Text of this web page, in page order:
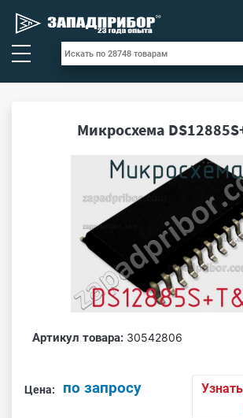
Микросхема
Артикул товара: 30542806
Цена: по запросу